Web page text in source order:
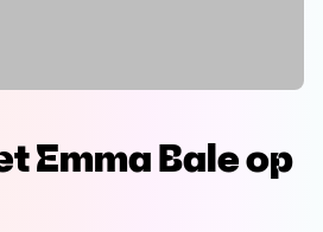
Edge Download
Emma Bale op